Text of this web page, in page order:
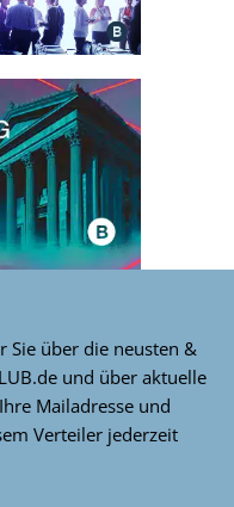
Sie über die neusten &
und über aktuelle
Mailadresse und
Verteiler jederzeit